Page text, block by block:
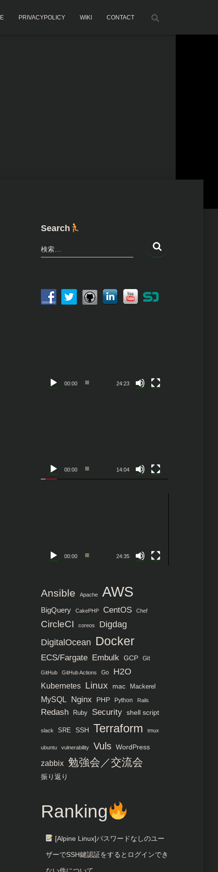
PRIVACYPOLICY WIKI CONTACT
Search
検
索
検索…
00:00 24:23
00:00 14:04
00:00 24:35
Ansible Apache AWS
BigQuery CakePHP CentOS Chef
CircleCI coreos
Digdag
DigitalOcean Docker
ECS/Fargate Embulk GCP Git
GitHub GitHub Actions Go H2O
Kubernetes Linux mac Mackerel
MySQL Nginx PHP Python Rails
Redash Ruby Security shell script
slack SRE SSH Terraform tmux
ubuntu vulnerability Vuls WordPress
zabbix 勉強会／交流会
振り返り
Ranking
[Alpine Linux]パスワードなしのユー
ザーでSSH鍵認証をするとログインでき